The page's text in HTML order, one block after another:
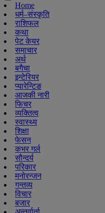
Home
धर्म–संस्कृति
राशिफल
कथा
पेट केयर
समाचार
अर्थ
बगैचा
इन्टेरियर
प्यारेन्टिङ
आजकी नारी
फिचर
व्यक्तित्व
स्वास्थ्य
शिक्षा
फेसन
कभर गर्ल
सौन्दर्य
परिकार
मनोरन्जन
गन्तव्य
विचार
बजार